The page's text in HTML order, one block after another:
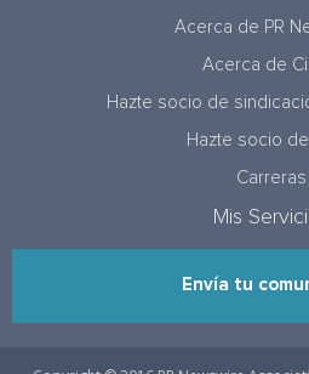
Acerca de PR
Acerca de
Hazte socio de
Hazte socio de
Carreras
Mis
Envía tu